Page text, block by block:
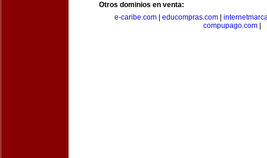
Otros dominios en venta:
e-caribe.com| educompras.com|
compupago.com|